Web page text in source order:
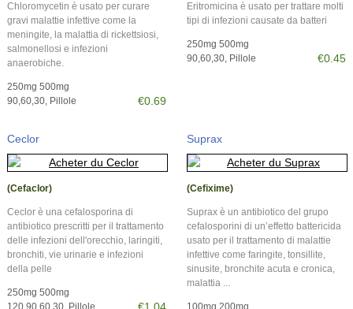
Chloromycetin è usato per curare
gravi malattie infettive come la
meningite, la malattia di rickettsiosi,
salmonellosi e infezioni
anaerobiche.
250mg 500mg
90,60,30, Pillole
€0.69
Eritromicina è usato per trattare molti
tipi di infezioni causate da batteri
250mg 500mg
90,60,30, Pillole
€0.45
Ceclor
(Cefaclor)
Ceclor è una cefalosporina di
antibiotico prescritti per il trattamento
delle infezioni dell'orecchio, laringiti,
bronchiti, vie urinarie e infezioni
della pelle
250mg 500mg
120,90,60,30, Pillole
Suprax
(Cefixime)
Suprax è un antibiotico del grupo
cefalosporini di un’effetto battericida
usato per il trattamento di malattie
infettive come faringite, tonsillite,
sinusite, bronchite acuta e cronica,
malattia ...
100mg 200mg